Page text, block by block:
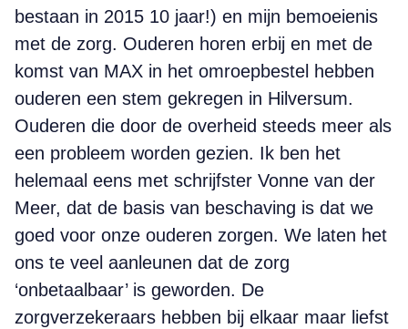
bestaan in 2015 10 jaar!) en mijn bemoeienis
met de zorg. Ouderen horen erbij en met de
komst van MAX in het omroepbestel hebben
ouderen een stem gekregen in Hilversum.
Ouderen die door de overheid steeds meer als
een probleem worden gezien. Ik ben het
helemaal eens met schrijfster Vonne van der
Meer, dat de basis van beschaving is dat we
goed voor onze ouderen zorgen. We laten het
ons te veel aanleunen dat de zorg
‘onbetaalbaar’ is geworden. De
zorgverzekeraars hebben bij elkaar maar liefst